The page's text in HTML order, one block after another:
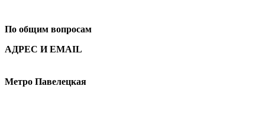
По общим вопросам
АДРЕС И EMAIL
Метро Павелецкая